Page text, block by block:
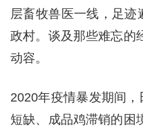
层畜牧兽医一线，足
政村。谈及那些难忘的
动容。
2020年疫情暴发期间
短缺、成品鸡滞销的困